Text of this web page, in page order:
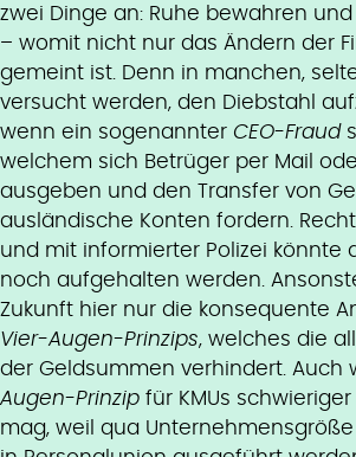
zwei Dinge an: Ruhe bewahren
– womit nicht nur das Ändern der
gemeint ist. Denn in manchen,
versucht werden, den Diebstahl
wenn ein sogenannter CEO-Fraud
welchem sich Betrüger per Mail
ausgeben und den Transfer von
ausländische Konten fordern.
und mit informierter Polizei könnte
noch aufgehalten werden.
Zukunft hier nur die konsequente
Vier-Augen-Prinzips, welches die
der Geldsummen verhindert. Auch
Augen-Prinzip für KMUs
mag, weil qua